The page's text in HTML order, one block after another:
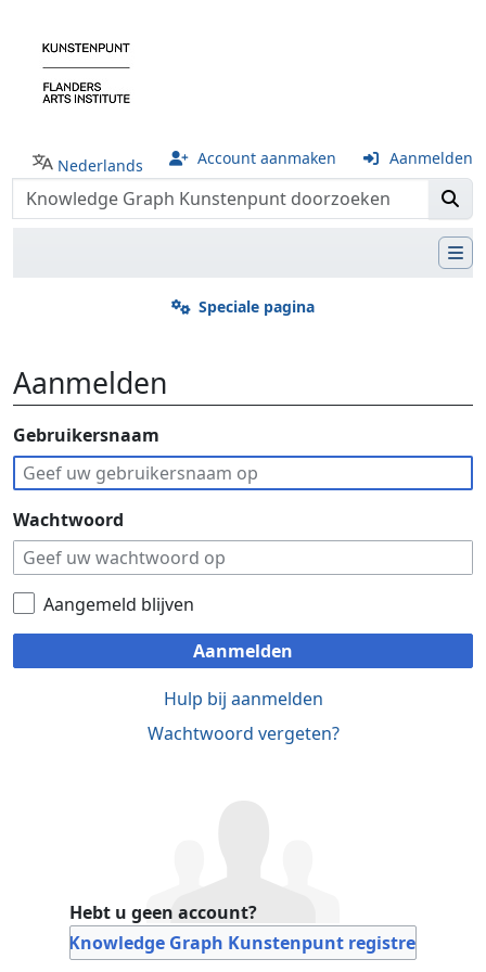
Nederlands Account aanmaken Aanmelden
Speciale pagina
Aanmelden
Ga naar:navigatie,
Gebruikersnaam
Wachtwoord
Aangemeld blijven
Aanmelden
Hulp bij aanmelden
Wachtwoord vergeten?
Hebt u geen account?
Bij Knowledge Graph Kunstenpunt registreren